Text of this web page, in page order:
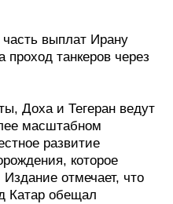
выплат Ирану
проход танкеров через
Доха и Тегеран ведут
масштабном
развитие
которое
отмечает, что
Катар обещал